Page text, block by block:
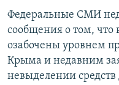
Федеральные СМИ
сообщения о том, что
озабочены уровнем
Крыма и недавним
невыделении средств